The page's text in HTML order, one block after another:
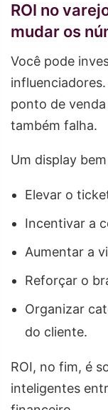
ROI no
mudar os
Você pode
ponto de
também falha.
Um display
Elevar o
Incentivar a
Aumentar a
Reforçar o
Organizar
do cliente.
ROI, no fim, é
inteligentes